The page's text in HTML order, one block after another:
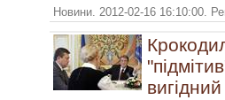
Новини. 2012-02-16 16:10:00.